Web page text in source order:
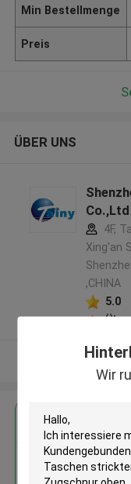
Wir
Min Bestellmenge
Preis
ÜBER UNS
4F,
Xing'an
,CHINA
5.0
Erhalten